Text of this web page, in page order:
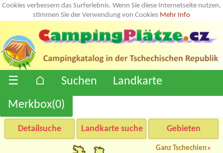
Cookies verbessern das Surferlebnis. Wenn Sie diese Internetseite nutzen,
stimmen Sie der Verwendung von Cookies Mehr Info
☰ ⌂ Suchen
Landkarte
Merkbox(0)
Detailsuche Landkarte suche Gebieten
Ganz Tschechien»